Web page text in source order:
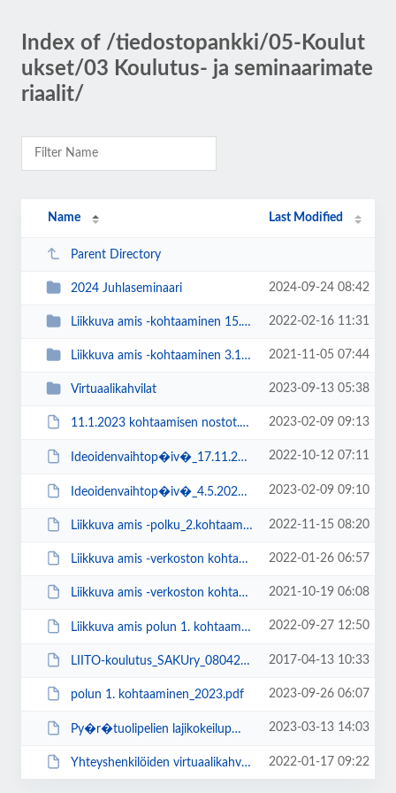
Index of /tiedostopankki/05-Koulut
ukset/03 Koulutus- ja seminaarimate
riaalit/
Name Last Modified
Parent Directory
2024 Juhlaseminaari 2024-09-24 08:42
Liikkuva amis -kohtaaminen 15.2.2022 2022-02-16 11:31
Liikkuva amis -kohtaaminen 3.11.2021 2021-11-05 07:44
Virtuaalikahvilat 2023-09-13 05:38
11.1.2023 kohtaamisen nostot.pdf 2023-02-09 09:13
Ideoidenvaihtop�iv�_17.11.2022_OHJELMA.pdf 2022-10-12 07:11
Ideoidenvaihtop�iv�_4.5.2023_OHJELMA.pdf 2023-02-09 09:10
Liikkuva amis -polku_2.kohtaaminen_KOOSTE.pdf 2022-11-15 08:20
Liikkuva amis -verkoston kohtaaminen 15.2.2022.pdf 2022-01-26 06:57
Liikkuva amis -verkoston kohtaaminen 3.11.2021.pdf 2021-10-19 06:08
Liikkuva amis polun 1. kohtaaminen_t�rkeimm�t nostot 6.9.2022.pdf 2022-09-27 12:50
LIITO-koulutus_SAKUry_08042017.pptx 2017-04-13 10:33
polun 1. kohtaaminen_2023.pdf 2023-09-26 06:07
Py�r�tuolipelien lajikokeilup�iv� 18.4..pdf 2023-03-13 14:03
Yhteyshenkilöiden virtuaalikahvilat 2022.pptx 2022-01-17 09:22